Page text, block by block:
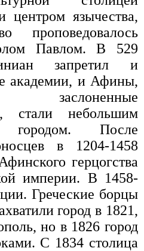
центром язычества,
проповедовалось
Павлом. В 529
запретил и
академии, и Афины,
заслоненные
стали небольшим
городом. После
в 1204-1458
герцогства
империи. В 1458-
Греческие борцы
город в 1821,
но в 1826 город
С 1834 столица